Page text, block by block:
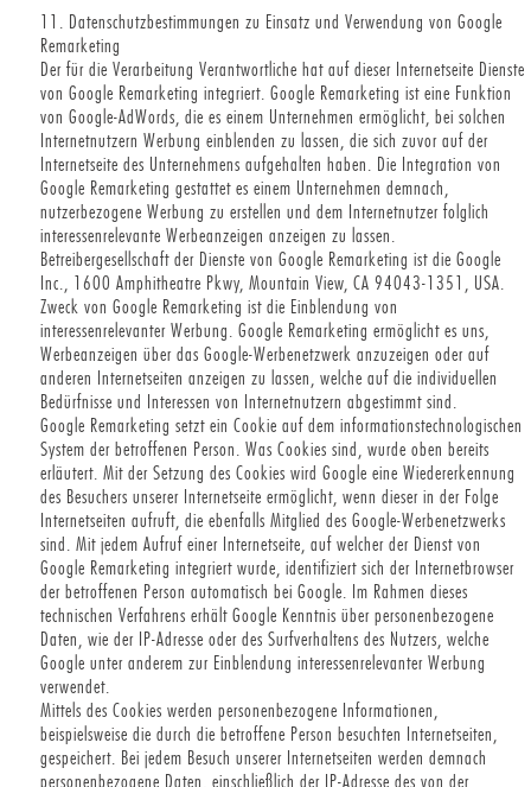
11. Datenschutzbestimmungen zu Einsatz und Verwendung von Google
Remarketing
Der für die Verarbeitung Verantwortliche hat auf dieser Internetseite Dienste
von Google Remarketing integriert. Google Remarketing ist eine Funktion
von Google-AdWords, die es einem Unternehmen ermöglicht, bei solchen
Internetnutzern Werbung einblenden zu lassen, die sich zuvor auf der
Internetseite des Unternehmens aufgehalten haben. Die Integration von
Google Remarketing gestattet es einem Unternehmen demnach,
nutzerbezogene Werbung zu erstellen und dem Internetnutzer folglich
interessenrelevante Werbeanzeigen anzeigen zu lassen.
Betreibergesellschaft der Dienste von Google Remarketing ist die Google
Inc., 1600 Amphitheatre Pkwy, Mountain View, CA 94043-1351, USA.
Zweck von Google Remarketing ist die Einblendung von
interessenrelevanter Werbung. Google Remarketing ermöglicht es uns,
Werbeanzeigen über das Google-Werbenetzwerk anzuzeigen oder auf
anderen Internetseiten anzeigen zu lassen, welche auf die individuellen
Bedürfnisse und Interessen von Internetnutzern abgestimmt sind.
Google Remarketing setzt ein Cookie auf dem informationstechnologischen
System der betroffenen Person. Was Cookies sind, wurde oben bereits
erläutert. Mit der Setzung des Cookies wird Google eine Wiedererkennung
des Besuchers unserer Internetseite ermöglicht, wenn dieser in der Folge
Internetseiten aufruft, die ebenfalls Mitglied des Google-Werbenetzwerks
sind. Mit jedem Aufruf einer Internetseite, auf welcher der Dienst von
Google Remarketing integriert wurde, identifiziert sich der Internetbrowser
der betroffenen Person automatisch bei Google. Im Rahmen dieses
technischen Verfahrens erhält Google Kenntnis über personenbezogene
Daten, wie der IP-Adresse oder des Surfverhaltens des Nutzers, welche
Google unter anderem zur Einblendung interessenrelevanter Werbung
verwendet.
Mittels des Cookies werden personenbezogene Informationen,
beispielsweise die durch die betroffene Person besuchten Internetseiten,
gespeichert. Bei jedem Besuch unserer Internetseiten werden demnach
personenbezogene Daten, einschließlich der IP-Adresse des von der